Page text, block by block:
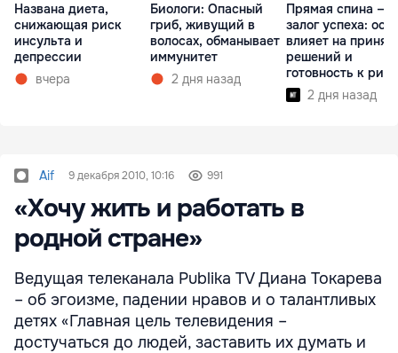
Названа диета,
снижающая риск
инсульта и
депрессии
вчера
Биологи: Опасный
гриб, живущий в
волосах, обманывает
иммунитет
2 дня назад
Прямая спина —
залог успеха:
влияет на
решений и
готовность к
2 дня назад
Aif 9 декабря 2010, 10:16 991
«Хочу жить и работать в
родной стране»
Ведущая телеканала Publika TV Диана Токарева
– об эгоизме, падении нравов и о талантливых
детях «Главная цель телевидения –
достучаться до людей, заставить их думать и